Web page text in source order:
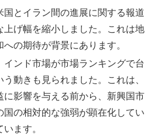
国とイラン間の進展に関する報道
上げ幅を縮小しました。これは地
の期待が背景にあります。
インド市場が市場ランキングで台
動きも見られました。これは、
に影響を与える前から、新興国市
国の相対的な強弱が顕在化してい
ます。